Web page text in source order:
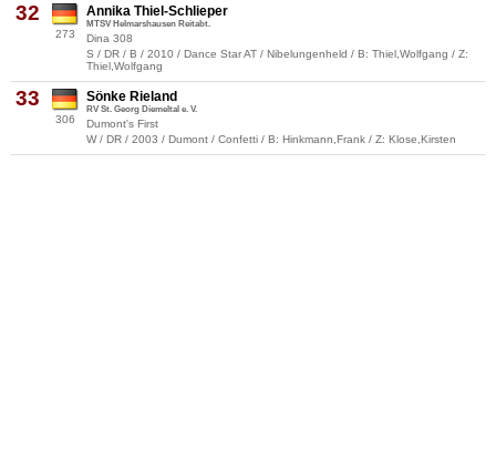
32
273
Annika Thiel-Schlieper
MTSV Helmarshausen Reitabt.
Dina 308
S / DR / B / 2010 / Dance Star AT / Nibelungenheld / B: Thiel,Wolfgang / Z:
Thiel,Wolfgang
33
306
Sönke Rieland
RV St. Georg Diemeltal e. V.
Dumont's First
W / DR / 2003 / Dumont / Confetti / B: Hinkmann,Frank / Z: Klose,Kirsten